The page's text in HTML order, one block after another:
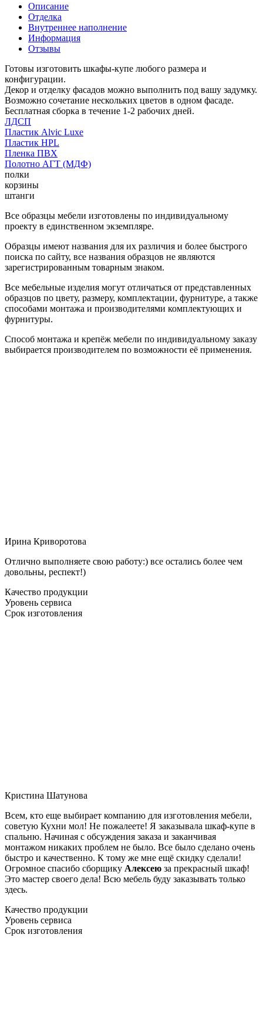
Описание
Отделка
Внутреннее наполнение
Информация
Отзывы
Готовы изготовить шкафы-купе любого размера и
конфигурации.
Декор и отделку фасадов можно выполнить под вашу задумку.
Возможно сочетание нескольких цветов в одном фасаде.
Бесплатная сборка в течение 1-2 рабочих дней.
ЛДСП
Пластик Alvic Luxe
Пластик HPL
Пленка ПВХ
Полотно АГТ (МДФ)
полки
корзины
штанги
Все образцы мебели изготовлены по индивидуальному
проекту в единственном экземпляре.
Образцы имеют названия для их различия и более быстрого
поиска по сайту, все названия образцов не являются
зарегистрированным товарным знаком.
Все мебельные изделия могут отличаться от представленных
образцов по цвету, размеру, комплектации, фурнитуре, а также
способами монтажа и производителями комплектующих и
фурнитуры.
Способ монтажа и крепёж мебели по индивидуальному заказу
выбирается производителем по возможности её применения.
Ирина Криворотова
Отлично выполняете свою работу:) все остались более чем
довольны, респект!)
Качество продукции
Уровень сервиса
Срок изготовления
Кристина Шатунова
Всем, кто еще выбирает компанию для изготовления мебели,
советую Кухни мол! Не пожалеете! Я заказывала шкаф-купе в
спальню. Начиная с обсуждения заказа и заканчивая
монтажом никаких проблем не было. Все было сделано очень
быстро и качественно. К тому же мне ещё скидку сделали!
Огромное спасибо сборщику Алексею за прекрасный шкаф!
Это мастер своего дела! Всю мебель буду заказывать только
здесь.
Качество продукции
Уровень сервиса
Срок изготовления